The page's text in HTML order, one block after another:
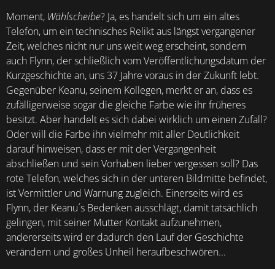
Moment, Wählscheibe? Ja, es handelt sich um ein altes
Telefon, um ein technisches Relikt aus längst vergangener
Zeit, welches nicht nur uns weit weg erscheint, sondern
auch Flynn, der schließlich vom Veröffentlichungsdatum der
Kurzgeschichte an, uns 37 Jahre voraus in der Zukunft lebt.
Gegenüber Keanu, seinem Kollegen, merkt er an, dass es
zufälligerweise sogar die gleiche Farbe wie ihr früheres
besitzt. Aber handelt es sich dabei wirklich um einen Zufall?
Oder will die Farbe ihn vielmehr mit aller Deutlichkeit
darauf hinweisen, dass er mit der Vergangenheit
abschließen und sein Vorhaben lieber vergessen soll? Das
rote Telefon, welches sich in der unteren Bildmitte befindet,
ist Vermittler und Warnung zugleich. Einerseits wird es
Flynn, der Keanu´s Bedenken ausschlägt, damit tatsächlich
gelingen, mit seiner Mutter Kontakt aufzunehmen,
andererseits wird er dadurch den Lauf der Geschichte
verändern und großes Unheil heraufbeschwören...